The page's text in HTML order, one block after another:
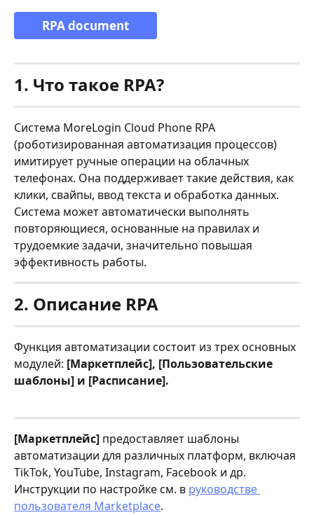
RPA document
1. Что такое RPA?
Система MoreLogin Cloud Phone RPA
(роботизированная автоматизация процессов)
имитирует ручные операции на облачных
телефонах. Она поддерживает такие действия, как
клики, свайпы, ввод текста и обработка данных.
Система может автоматически выполнять
повторяющиеся, основанные на правилах и
трудоемкие задачи, значительно повышая
эффективность работы.
2. Описание RPA
Функция автоматизации состоит из трех основных
модулей: [Маркетплейс], [Пользовательские
шаблоны] и [Расписание].
[Маркетплейс] предоставляет шаблоны
автоматизации для различных платформ, включая
TikTok, YouTube, Instagram, Facebook и др.
Инструкции по настройке см. в руководстве
пользователя Marketplace.